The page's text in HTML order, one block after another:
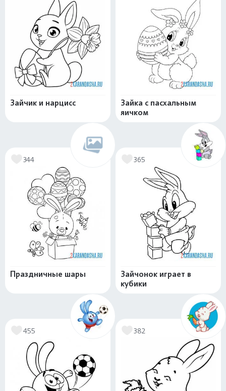
Зайчик и нарцисс
Зайка с пасхальным
яичком
344
Праздничные шары
365
Зайчонок играет в
кубики
455 382